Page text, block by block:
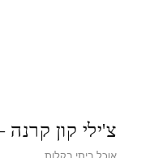
צ'ילי קון